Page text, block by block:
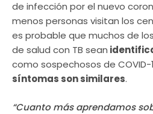
de infección por el nuevo
menos personas visitan los
es probable que muchos de
de salud con TB sean
como sospechosos de COVID-
síntomas son similares.
“Cuanto más aprendamos